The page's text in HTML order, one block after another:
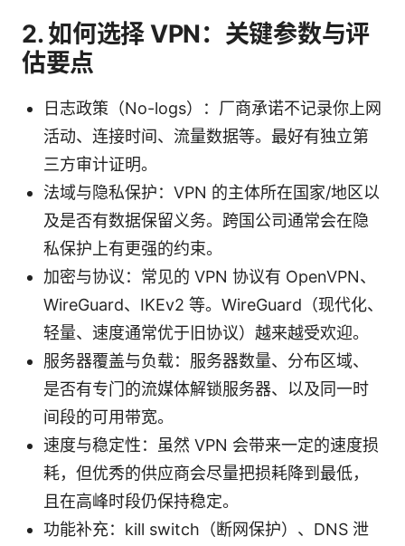
2. 如何选择 VPN：关键参数与评
估要点
日志政策（No-logs）：厂商承诺不记录你上网
活动、连接时间、流量数据等。最好有独立第
三方审计证明。
法域与隐私保护：VPN 的主体所在国家/地区以
及是否有数据保留义务。跨国公司通常会在隐
私保护上有更强的约束。
加密与协议：常见的 VPN 协议有 OpenVPN、
WireGuard、IKEv2 等。WireGuard（现代化、
轻量、速度通常优于旧协议）越来越受欢迎。
服务器覆盖与负载：服务器数量、分布区域、
是否有专门的流媒体解锁服务器、以及同一时
间段的可用带宽。
速度与稳定性：虽然 VPN 会带来一定的速度损
耗，但优秀的供应商会尽量把损耗降到最低，
且在高峰时段仍保持稳定。
功能补充：kill switch（断网保护）、DNS 泄